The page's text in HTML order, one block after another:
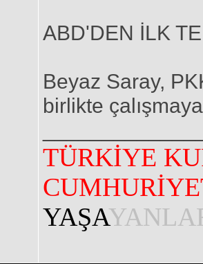
ABD'DEN İLK
Beyaz Saray,
birlikte
TÜRKİYE
YAŞA